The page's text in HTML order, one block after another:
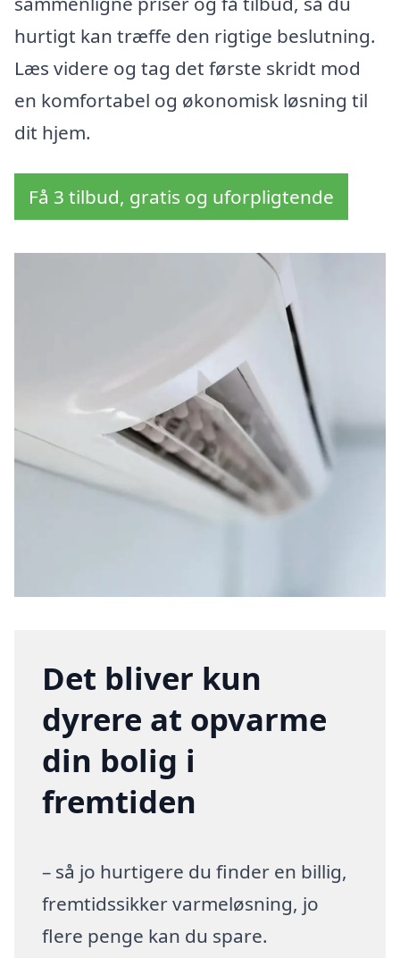
hurtigt kan træffe den rigtige beslutning.
Læs videre og tag det første skridt mod
en komfortabel og økonomisk løsning til
dit hjem.
Få 3 tilbud, gratis og uforpligtende
Det bliver kun
dyrere at opvarme
din bolig i
fremtiden
– så jo hurtigere du finder en billig,
fremtidssikker varmeløsning, jo
flere penge kan du spare.